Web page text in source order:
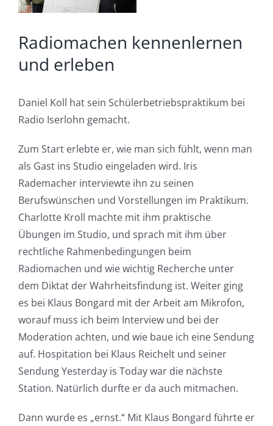
Radiomachen kennenlernen
und erleben
Daniel Koll hat sein Schülerbetriebspraktikum bei
Radio Iserlohn gemacht.
Zum Start erlebte er, wie man sich fühlt, wenn man
als Gast ins Studio eingeladen wird. Iris
Rademacher interviewte ihn zu seinen
Berufswünschen und Vorstellungen im Praktikum.
Charlotte Kroll machte mit ihm praktische
Übungen im Studio, und sprach mit ihm über
rechtliche Rahmenbedingungen beim
Radiomachen und wie wichtig Recherche unter
dem Diktat der Wahrheitsfindung ist. Weiter ging
es bei Klaus Bongard mit der Arbeit am Mikrofon,
worauf muss ich beim Interview und bei der
Moderation achten, und wie baue ich eine Sendung
auf. Hospitation bei Klaus Reichelt und seiner
Sendung Yesterday is Today war die nächste
Station. Natürlich durfte er da auch mitmachen.
Dann wurde es „ernst.“ Mit Klaus Bongard führte er